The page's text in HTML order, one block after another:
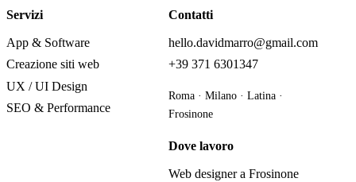
Servizi
App & Software
Creazione siti web
UX / UI Design
SEO & Performance
Contatti
hello.davidmarro@gmail.com
+39 371 6301347
Roma · Milano · Latina ·
Frosinone
Dove lavoro
Web designer a Frosinone